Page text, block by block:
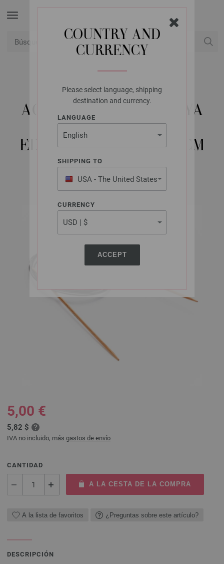
COUNTRY AND
CURRENCY
Please select language, shipping
destination and currency.
LANGUAGE
SHIPPING TO
USA - The United States
of America
CURRENCY
ACCEPT
LANA GROSSA
AGUJA CIRCULAR HAYA
(TANJA STEINBACH
EDITION) NO. 2,5/120CM
5,00 €
5,82 $
IVA no incluido, más gastos de envío
CANTIDAD
A LA CESTA DE LA COMPRA
A la lista de favoritos ¿Preguntas sobre este artículo?
DESCRIPCIÓN